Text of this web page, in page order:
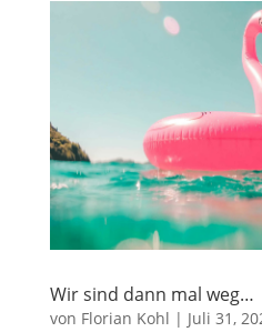
Wir sind dann mal weg…
von Florian Kohl | Juli 31,